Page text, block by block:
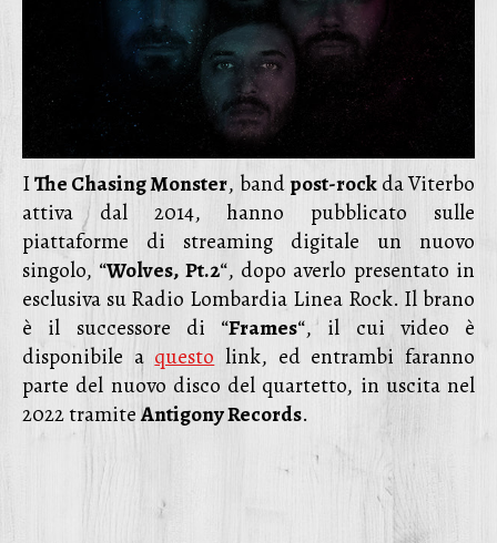
IThe Chasing Monster, bandpost-rockda Viterbo
attiva dal 2014, hanno pubblicato sulle
piattaforme di streaming digitale un nuovo
singolo, “Wolves, Pt.2“, dopo averlo presentato in
esclusiva su Radio Lombardia Linea Rock. Il brano
è il successore di “Frames“, il cui video è
disponibile a questo link, ed entrambi faranno
parte del nuovo disco del quartetto, in uscita nel
2022 tramiteAntigony Records.